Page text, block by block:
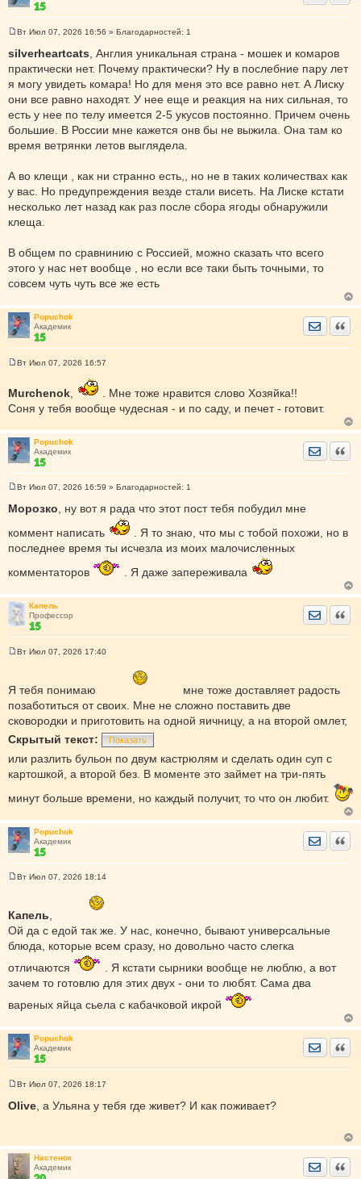
о
о
б
е
н
е
Вт Июл 07, 2026 16:56 » Благодарностей: 1
silverheartcats , Англия уникальная страна - мошек и комаров
практически нет. Почему практически? Ну в послебние пару лет
я могу увидеть комара! Но для меня это все равно нет. А Лиску
они все равно находят. У нее еще и реакция на них сильная, то
есть у нее по телу имеется 2-5 укусов постоянно. Причем очень
большие. В России мне кажется онв бы не выжила. Она там ко
время ветрянки летов выглядела.
А во клещи , как ни странно есть,, но не в таких количествах как
у вас. Но предупреждения везде стали висеть. На Лиске кстати
несколько лет назад как раз после сбора ягоды обнаружили
клеща.
В общем по сравнинию с Россией, можно сказать что всего
этого у нас нет вообще , но если все таки быть точными, то
совсем чуть чуть все же есть
Popuchok
Академик
б
щ
и
е
Вт Июл 07, 2026 16:57
Murchenok
. Мне тоже нравится слово Хозяйка!!
Соня у тебя вообще чудесная - и по саду, и печет - готовит.
Popuchok
Академик
о
щ
н
е
Вт Июл 07, 2026 16:59 » Благодарностей: 1
Морозко , ну вот я рада что этот пост тебя побудил мне
коммент написать
. Я то знаю, что мы с тобой похожи, но в
последнее время ты исчезла из моих малочисленных
комментаторов
. Я даже запереживала
Капель
Профессор
б
е
и
е
Вт Июл 07, 2026 17:40
Я тебя понимаю
мне тоже доставляет радость
позаботиться от своих. Мне не сложно поставить две
сковородки и приготовить на одной яичницу, а на второй омлет,
Скрытый текст:
Показать
или разлить бульон по двум кастрюлям и сделать один суп с
картошкой, а второй без. В моменте это займет на три-пять
минут больше времени, но каждый получит, то что он любит.
Popuchok
Академик
б
е
и
Вт Июл 07, 2026 18:14
Капель
Ой да с едой так же. У нас, конечно, бывают универсальные
блюда, которые всем сразу, но довольно часто слегка
отличаются
. Я кстати сырники вообще не люблю, а вот
зачем то готовлю для этих двух - они то любят. Сама два
вареных яйца сьела с кабачковой икрой
Popuchok
Академик
о
о
н
и
е
Вт Июл 07, 2026 18:17
Olive , а Ульяна у тебя где живет? И как поживает?
Настенок
Академик